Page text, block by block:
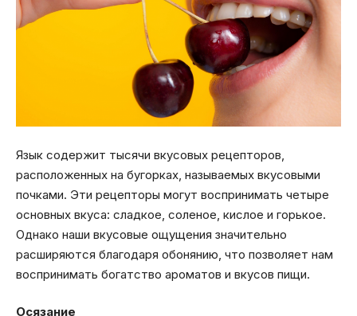
Язык содержит тысячи вкусовых рецепторов,
расположенных на бугорках, называемых вкусовыми
почками. Эти рецепторы могут воспринимать четыре
основных вкуса: сладкое, соленое, кислое и горькое.
Однако наши вкусовые ощущения значительно
расширяются благодаря обонянию, что позволяет нам
воспринимать богатство ароматов и вкусов пищи.
Осязание